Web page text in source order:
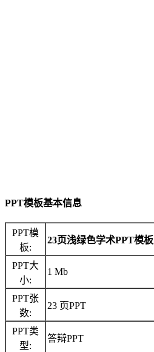
PPT模板基本信息
PPT模
板:
23页浅绿色学术PPT模板
PPT大
小:
1 Mb
PPT张
数:
23 页PPT
PPT类
型:
答辩PPT